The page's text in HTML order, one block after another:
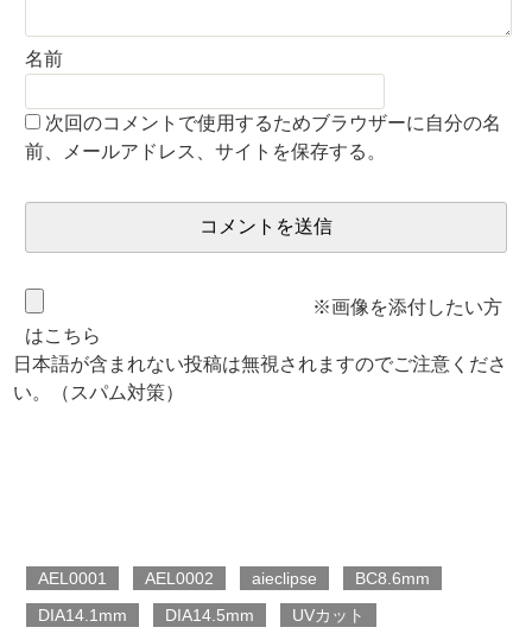
名前
次回のコメントで使用するためブラウザーに自分の名
前、メールアドレス、サイトを保存する。
※画像を添付したい方
はこちら
日本語が含まれない投稿は無視されますのでご注意くださ
い。（スパム対策）
AEL0001 AEL0002 aieclipse
BC8.6mm
DIA14.1mm
DIA14.5mm
UVカット